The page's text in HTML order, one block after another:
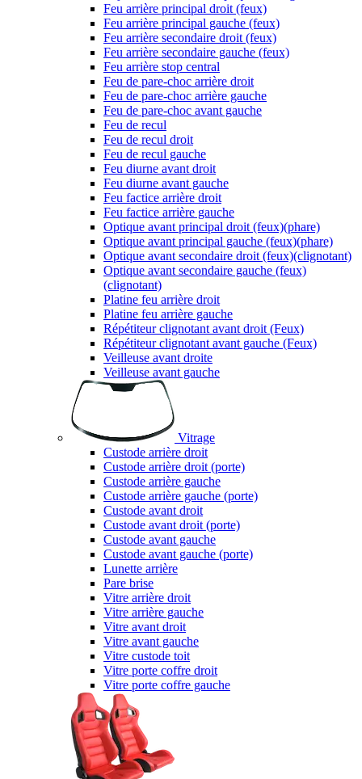
Feu arrière principal droit (feux)
Feu arrière principal gauche (feux)
Feu arrière secondaire droit (feux)
Feu arrière secondaire gauche (feux)
Feu arrière stop central
Feu de pare-choc arrière droit
Feu de pare-choc arrière gauche
Feu de pare-choc avant gauche
Feu de recul
Feu de recul droit
Feu de recul gauche
Feu diurne avant droit
Feu diurne avant gauche
Feu factice arrière droit
Feu factice arrière gauche
Optique avant principal droit (feux)(phare)
Optique avant principal gauche (feux)(phare)
Optique avant secondaire droit (feux)(clignotant)
Optique avant secondaire gauche (feux)
(clignotant)
Platine feu arrière droit
Platine feu arrière gauche
Répétiteur clignotant avant droit (Feux)
Répétiteur clignotant avant gauche (Feux)
Veilleuse avant droite
Veilleuse avant gauche
Vitrage
Custode arrière droit
Custode arrière droit (porte)
Custode arrière gauche
Custode arrière gauche (porte)
Custode avant droit
Custode avant droit (porte)
Custode avant gauche
Custode avant gauche (porte)
Lunette arrière
Pare brise
Vitre arrière droit
Vitre arrière gauche
Vitre avant droit
Vitre avant gauche
Vitre custode toit
Vitre porte coffre droit
Vitre porte coffre gauche